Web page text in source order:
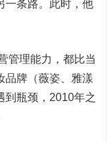
一条路。此时，他
理能力，都比当
品牌（薇姿、雅漾
到瓶颈，2010年之